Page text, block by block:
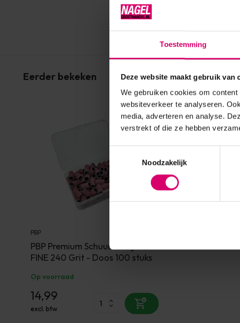
Toestemming
Deze website maakt gebruik van
We gebruiken cookies om
websiteverkeer te analyseren.
media, adverteren en analyse.
verstrekt of die ze hebben
Noodzakelijk
Eerder bekeken
PBP
PBP Premium Schuurrolletjes
FINE 240 Grit - Doos 100 stuks
Op voorraad
14,99
excl. btw